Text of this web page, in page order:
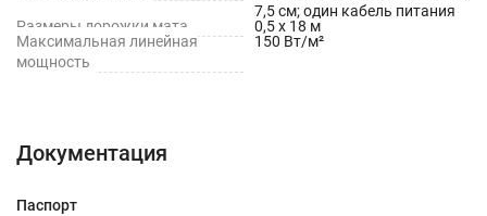
7,5 см; один кабель питания
Размеры дорожки мата
0,5 х 18 м
Максимальная линейная
мощность
150 Вт/м²
Документация
Паспорт